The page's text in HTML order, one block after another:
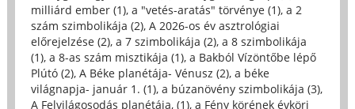
milliárd ember (1), a "vetés-aratás" törvénye (1), a 2
szám szimbolikája (2), A 2026-os év asztrológiai
előrejelzése (2), a 7 szimbolikája (2), a 8 szimbolikája
(1), a 8-as szám misztikája (1), a Bakból Vízöntőbe lépő
Plútó (2), A Béke planétája- Vénusz (2), a béke
világnapja- január 1. (1), a búzanövény szimbolikája (3),
A Felvilágosodás planétája, (1), a Fény körének évköri